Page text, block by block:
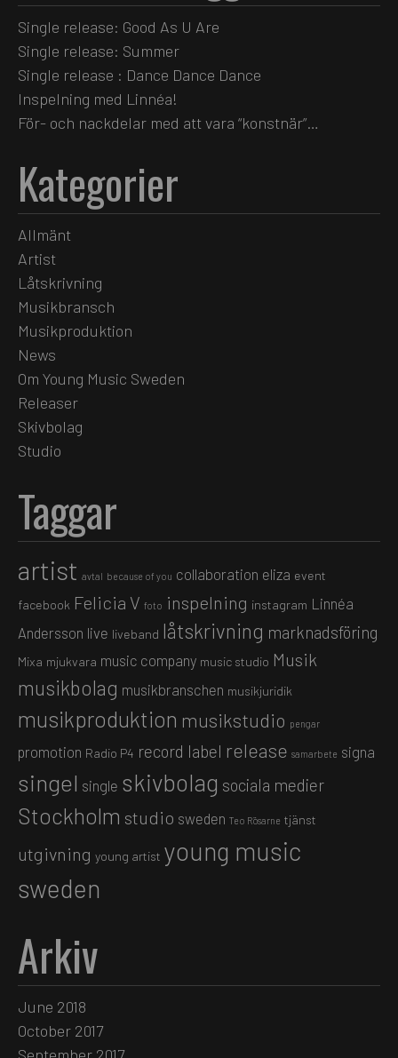
Single release: Good As U Are
Single release: Summer
Single release : Dance Dance Dance
Inspelning med Linnéa!
För- och nackdelar med att vara “konstnär”…
Kategorier
Allmänt
Artist
Låtskrivning
Musikbransch
Musikproduktion
News
Om Young Music Sweden
Releaser
Skivbolag
Studio
Taggar
artist avtal because of you collaboration eliza event
facebook Felicia V foto inspelning instagram Linnéa
Andersson live liveband låtskrivning marknadsföring
Mixa mjukvara music company music studio Musik
musikbolag musikbranschen musikjuridik
musikproduktion musikstudio pengar
promotion Radio P4 record label release samarbete signa
singel single skivbolag sociala medier
Stockholm studio sweden Teo Rösarne tjänst
utgivning young artist young music
sweden
Arkiv
June 2018
October 2017